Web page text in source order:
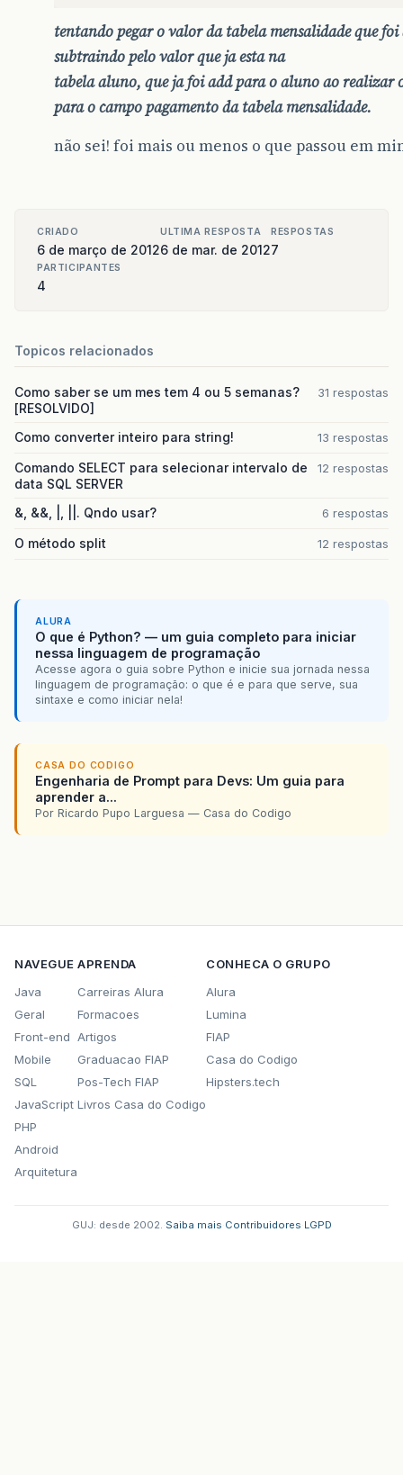
tentando pegar o valor da tabela mensalidade que
subtraindo pelo valor que ja esta na
tabela aluno, que ja foi add para o aluno ao realizar
para o campo pagamento da tabela mensalidade.
não sei! foi mais ou menos o que passou em
CRIADO
6 de março de 2012
ULTIMA RESPOSTA
6 de mar. de 2012
RESPOSTAS
7
PARTICIPANTES
4
Topicos relacionados
Como saber se um mes tem 4 ou 5 semanas?
[RESOLVIDO]
31 respostas
Como converter inteiro para string! 13 respostas
Comando SELECT para selecionar intervalo de
data SQL SERVER
12 respostas
&, &&, |, ||. Qndo usar? 6 respostas
O método split 12 respostas
ALURA
O que é Python? — um guia completo para iniciar
nessa linguagem de programação
Acesse agora o guia sobre Python e inicie sua jornada nessa
linguagem de programação: o que é e para que serve, sua
sintaxe e como iniciar nela!
CASA DO CODIGO
Engenharia de Prompt para Devs: Um guia para
aprender a...
Por Ricardo Pupo Larguesa — Casa do Codigo
NAVEGUE
Java
Geral
Front-end
Mobile
SQL
JavaScript
PHP
Android
Arquitetura
APRENDA
Carreiras Alura
Formacoes
Artigos
Graduacao FIAP
Pos-Tech FIAP
Livros Casa do Codigo
CONHECA O GRUPO
Alura
Lumina
FIAP
Casa do Codigo
Hipsters.tech
GUJ: desde 2002. Saiba mais Contribuidores LGPD